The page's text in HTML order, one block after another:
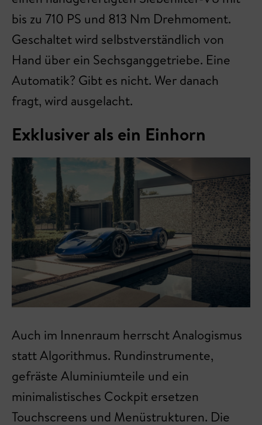
bis zu 710 PS und 813 Nm Drehmoment.
Geschaltet wird selbstverständlich von
Hand über ein Sechsganggetriebe. Eine
Automatik? Gibt es nicht. Wer danach
fragt, wird ausgelacht.
Exklusiver als ein Einhorn
Auch im Innenraum herrscht Analogismus
statt Algorithmus. Rundinstrumente,
gefräste Aluminiumteile und ein
minimalistisches Cockpit ersetzen
Touchscreens und Menüstrukturen. Die